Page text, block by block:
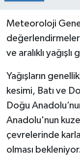
Meteoroloji
ve aralıklı
Yağışların
kesimi, Batı ve
Doğu
Anadolu'nun
çevrelerinde
olması